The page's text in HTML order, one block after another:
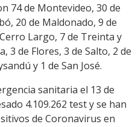
74 de Montevideo, 30 de
20 de Maldonado, 9 de
Largo, 7 de Treinta y
3 de Flores, 3 de Salto, 2 de
y 1 de San José.
sanitaria el 13 de
4.109.262 test y se han
de Coronavirus en